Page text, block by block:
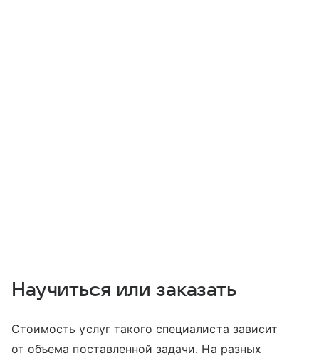
Научиться или заказать
Стоимость услуг такого специалиста зависит
от объема поставленной задачи. На разных